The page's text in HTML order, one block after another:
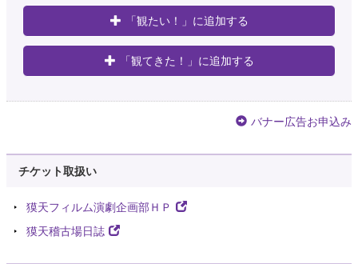
「観たい！」に追加する
「観てきた！」に追加する
バナー広告お申込み
チケット取扱い
獏天フィルム演劇企画部ＨＰ
獏天稽古場日誌